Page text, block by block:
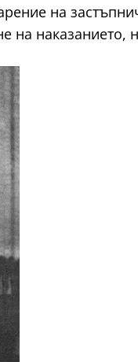
на
на наказанието,